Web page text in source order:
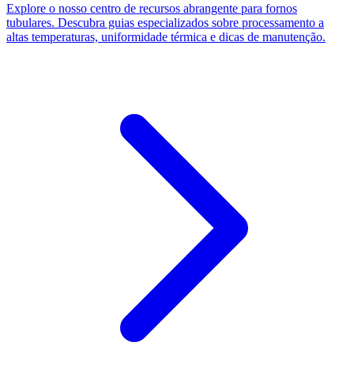
Explore o nosso centro de recursos abrangente para fornos
tubulares. Descubra guias especializados sobre processamento a
altas temperaturas, uniformidade térmica e dicas de manutenção.